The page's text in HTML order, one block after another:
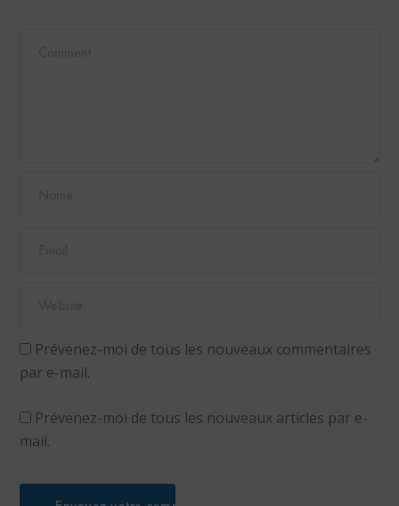
Prévenez-moi de tous les nouveaux commentaires
par e-mail.
Prévenez-moi de tous les nouveaux articles par e-
mail.